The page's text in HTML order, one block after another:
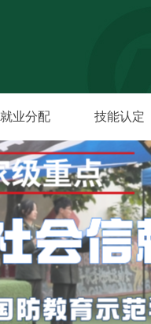
就业分配 技能认定